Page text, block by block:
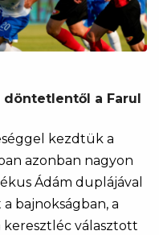
döntetlentől a Farul
kezdtük a
azonban nagyon
Ádám duplájával
bajnokságban, a
keresztléc választott